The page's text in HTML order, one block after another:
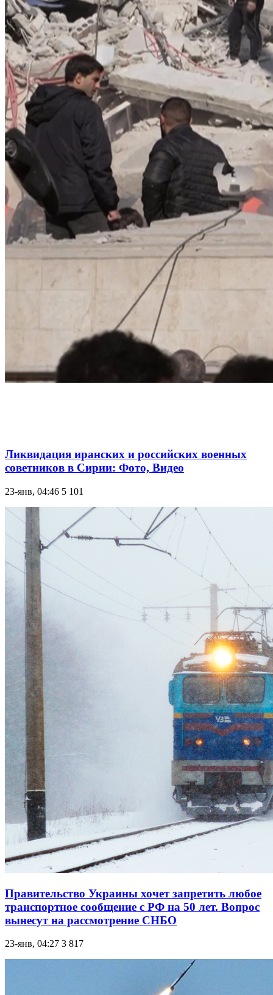
Ликвидация иранских и российских военных
советников в Сирии: Фото, Видео
23-янв, 04:46 5 101
Правительство Украины хочет запретить любое
транспортное сообщение с РФ на 50 лет. Вопрос
вынесут на рассмотрение СНБО
23-янв, 04:27 3 817